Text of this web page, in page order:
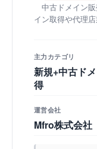
中古ドメイン
イン取得や代理
主力カテゴリ
新規+中古ド
得
運営会社
Mfro株式会社